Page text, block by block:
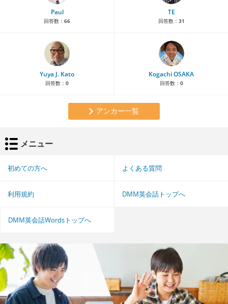
Paul
回答数： 66
TE
回答数： 31
Yuya J. Kato
回答数： 0
Kogachi OSAKA
回答数： 0
アンカー一覧
メニュー
初めての方へ よくある質問
利用規約 DMM英会話トップへ
DMM英会話Wordsトップへ